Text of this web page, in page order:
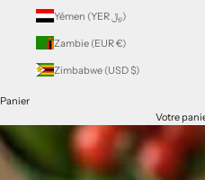
Yémen (YER ﷼)
Zambie (EUR €)
Zimbabwe (USD $)
Panier
Votre